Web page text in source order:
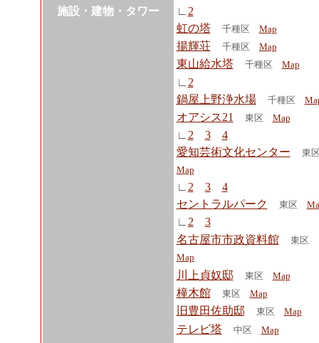
施設・建物・タワー ∟ 2
虹の塔
千種区 Map
揚輝荘 千種区 Map
東山給水塔 千種区 Map
∟ 2
鍋屋上野浄水場
千種区
オアシス21 東区 Map
∟ 2 3
4
愛知芸術文化センター
東
Map
∟ 2 3
4
セントラルパーク
東区
∟ 2
3
名古屋市市政資料館
東区
Map
川上貞奴邸 東区 Map
橦木館 東区 Map
旧豊田佐助邸 東区 Map
テレビ塔 中区 Map